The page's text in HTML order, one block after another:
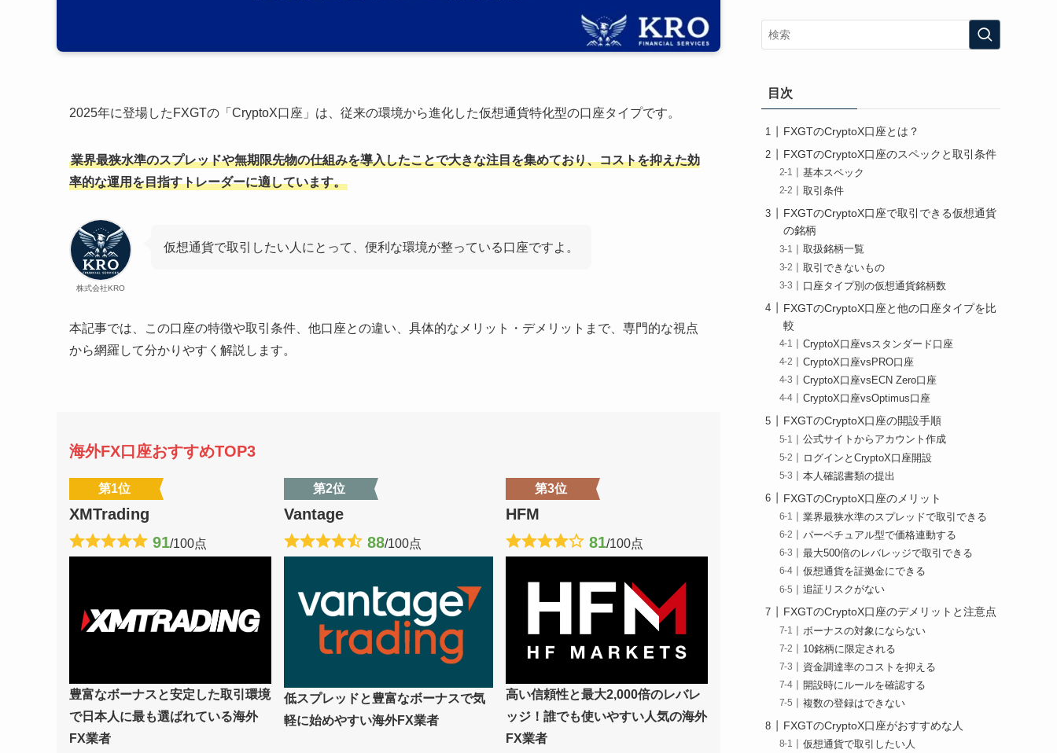
2025年に登場したFXGTの「CryptoX口座」は、従来の環境から進化した仮想通貨特化型の口座タイプです。
業界最狭水準のスプレッドや無期限先物の仕組みを導入したことで大きな注目を集めており、コストを抑えた効
率的な運用を目指すトレーダーに適しています。
株式会社KRO
仮想通貨で取引したい人にとって、便利な環境が整っている口座ですよ。
本記事では、この口座の特徴や取引条件、他口座との違い、具体的なメリット・デメリットまで、専門的な視点
から網羅して分かりやすく解説します。
海外FX口座おすすめTOP3
第1位
XMTrading
91/100点
豊富なボーナスと安定した取引環境
で日本人に最も選ばれている海外
FX業者
第2位
Vantage
88/100点
低スプレッドと豊富なボーナスで気
軽に始めやすい海外FX業者
第3位
HFM
81/100点
高い信頼性と最大2,000倍のレバレ
ッジ！誰でも使いやすい人気の海外
FX業者
リ
ー
目次
FXGTのCryptoX口座とは？
FXGTのCryptoX口座のスペックと取引条件
基本スペック
取引条件
FXGTのCryptoX口座で取引できる仮想通貨
の銘柄
取扱銘柄一覧
取引できないもの
口座タイプ別の仮想通貨銘柄数
FXGTのCryptoX口座と他の口座タイプを比
較
CryptoX口座vsスタンダード口座
CryptoX口座vsPRO口座
CryptoX口座vsECN Zero口座
CryptoX口座vsOptimus口座
FXGTのCryptoX口座の開設手順
公式サイトからアカウント作成
ログインとCryptoX口座開設
本人確認書類の提出
FXGTのCryptoX口座のメリット
業界最狭水準のスプレッドで取引できる
パーペチュアル型で価格連動する
最大500倍のレバレッジで取引できる
仮想通貨を証拠金にできる
追証リスクがない
FXGTのCryptoX口座のデメリットと注意点
ボーナスの対象にならない
10銘柄に限定される
資金調達率のコストを抑える
開設時にルールを確認する
複数の登録はできない
FXGTのCryptoX口座がおすすめな人
仮想通貨で取引したい人